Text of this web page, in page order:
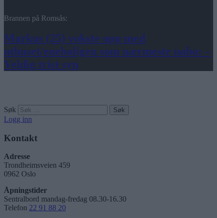
Brannen på Romsås:
Markus (25) vokste opp med
uthuset/eneboligen som nærmeste nabo: –
Veldig trist syn
Søk
Logg inn
Kontakt
Adresse
Trondheimsveien 459
0962 Oslo
Åpningstider
Sentralbord mandag-fredag 08.30-16.30
Telefon 22 91 88 20